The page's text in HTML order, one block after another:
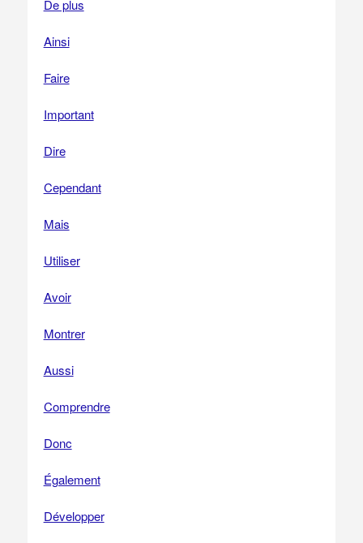
De plus
Ainsi
Faire
Important
Dire
Cependant
Mais
Utiliser
Avoir
Montrer
Aussi
Comprendre
Donc
Également
Développer